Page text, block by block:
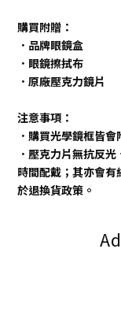
購買附贈：
．品牌眼鏡盒
．眼鏡擦拭布
．原廠壓克力鏡片
注意事項：
．購買光學鏡框皆
．壓克力片無抗反
時間配戴；其亦會
於退換貨政策。